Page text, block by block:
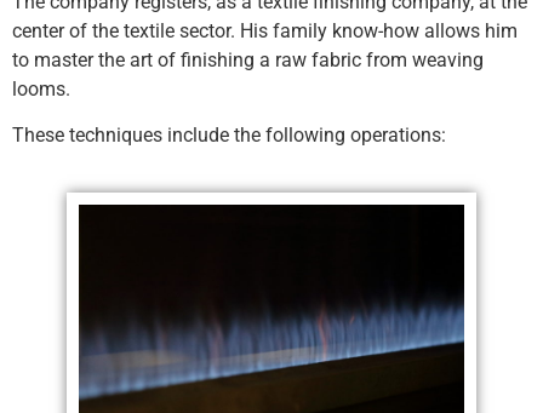
center of the textile sector. His family know-how allows him
to master the art of finishing a raw fabric from weaving
looms.
These techniques include the following operations: